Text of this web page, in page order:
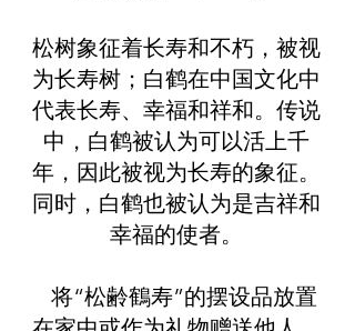
松树象征着长寿和不朽，被视
为长寿树；白鹤在中国文化中
代表长寿、幸福和祥和。传说
中，白鹤被认为可以活上千
年，因此被视为长寿的象征。
同时，白鹤也被认为是吉祥和
幸福的使者。
将“松齢鶴寿”的摆设品放置